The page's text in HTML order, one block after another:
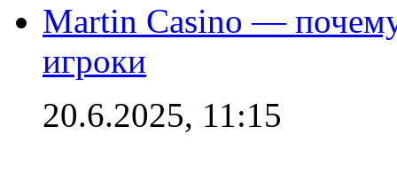
Martin Casino —
игроки
20.6.2025, 11:15